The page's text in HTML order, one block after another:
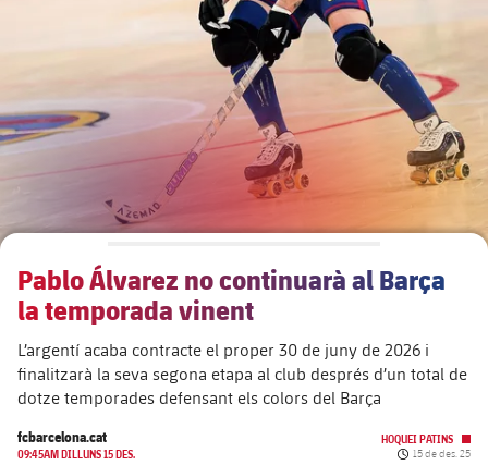
Junta Directiva
Estructura executiva
chevron-right
label.aria.chevronright
Òrgans
chevron-right
label.aria.chevronright
Documents
chevron-right
label.aria.chevronright
Comissions i òrgans
chevron-right
label.aria.chevronright
Barça Academy
Més que un club
Masia 360
La Masia
plusicon
Dècada a dècada
Jugadors de llegenda
Entrenadors
Pablo Álvarez no continuarà al Barça
la temporada vinent
L’argentí acaba contracte el proper 30 de juny de 2026 i
finalitzarà la seva segona etapa al club després d’un total de
dotze temporades defensant els colors del Barça
fcbarcelona.cat
09:45AM DILLUNS 15 DES.
HOQUEI PATINS
Data de
15 de des. 25